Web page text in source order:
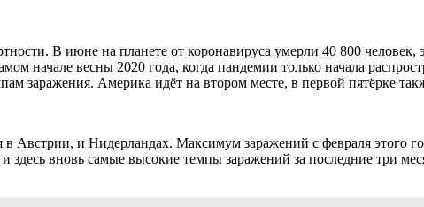
В июне на планете от коронавируса умерли 40 800 человек,
начале весны 2020 года, когда пандемии только начала
заражения. Америка идёт на втором месте, в первой пятёрке
Австрии, и Нидерландах. Максимум заражений с февраля этого
вновь самые высокие темпы заражений за последние три